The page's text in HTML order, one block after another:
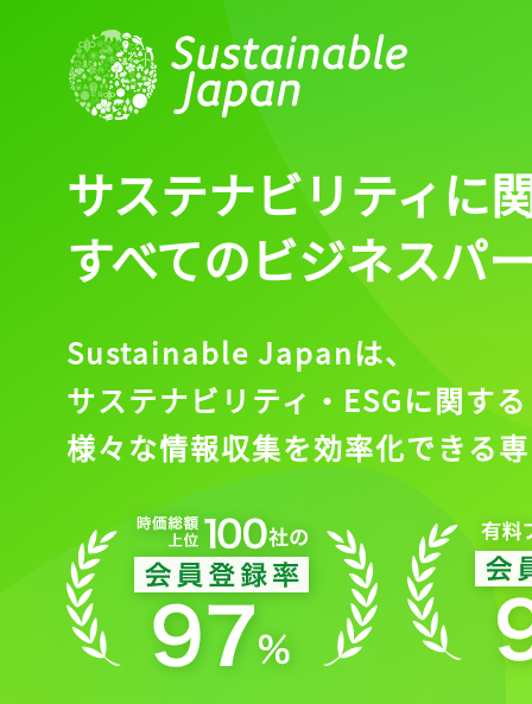
サステナビリティに
すべてのビジネスパ
Sustainable Japanは、
サステナビリティ・ESGに関する
様々な情報収集を効率化できる